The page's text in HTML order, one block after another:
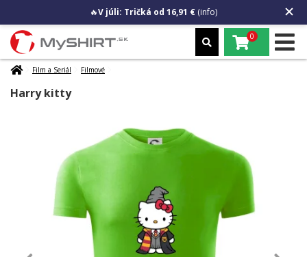
🔥V júli: Tričká od 16,91 € (info)
0
Film a Seriál Filmové
Harry kitty